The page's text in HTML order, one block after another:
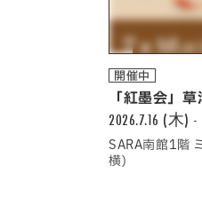
開催中
「紅墨会」
2026.7.16 (木)
SARA南館1階
横)